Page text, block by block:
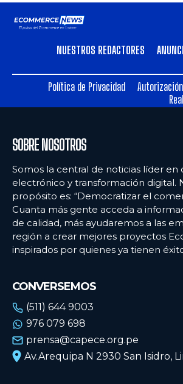
NUESTROS REDACTORES
Política de Privacidad
SOBRE NOSOTROS
Somos la central de noticias líder en
electrónico y transformación digital.
propósito es: “Democratizar el
Cuanta más gente acceda a
de calidad, más ayudaremos a las
región a crear mejores proyectos
inspirados por quienes ya tienen
CONVERSEMOS
(511) 644 9003
976 079 698
prensa@capece.org.pe
Av.Arequipa N 2930 San Isidro,